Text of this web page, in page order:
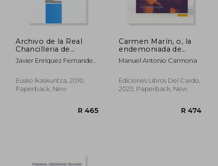
Archivo de la Real
Chancilleria de
Valladolid - Registro
de las (Fuentes
Spanish)
Javier Enriquez Fernandez;
Eusko Ikaskuntza, 2010,
Paperback, New
Carmen Marín, o, la
endemoniada de
Santiago:
compilación de todos
exprofeso al
ilustrísimo Sr.
Manuel Antonio Carmona
Ediciones Libros Del Cardo,
2025, Paperback, New